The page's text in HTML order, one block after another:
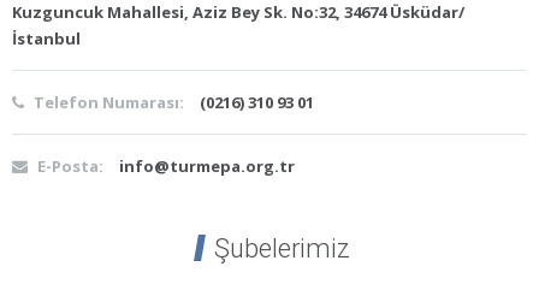
Kuzguncuk Mahallesi, Aziz Bey Sk. No:32, 34674 Üsküdar/
İstanbul
Telefon Numarası: (0216) 310 93 01
E-Posta: info@turmepa.org.tr
Şubelerimiz